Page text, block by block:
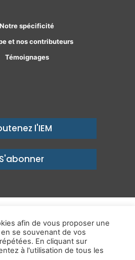
Notre spécificité
et nos contributeurs
Témoignages
l'IEM
S'abonner
avenir prospère
de confidentialité-Contact
afin de vous proposer une
se souvenant de vos
En cliquant sur
à l'utilisation de tous les